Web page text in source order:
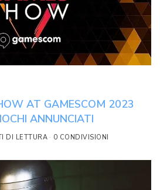
AT GAMESCOM 2023
ANNUNCIATI
DI LETTURA 0 CONDIVISIONI